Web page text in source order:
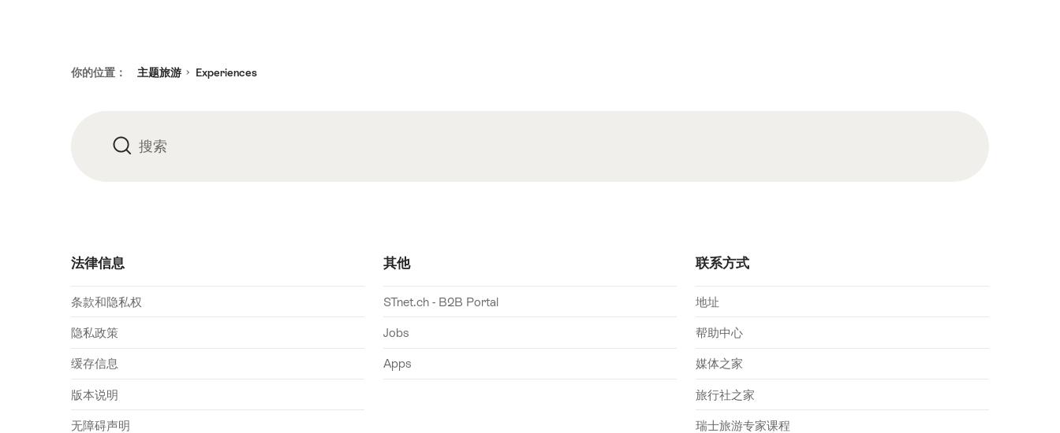
你的位置： 主题旅游 Experiences
搜索
法律信息
条款和隐私权
隐私政策
缓存信息
版本说明
无障碍声明
其他
STnet.ch - B2B Portal
Jobs
Apps
联系方式
地址
帮助中心
媒体之家
旅行社之家
瑞士旅游专家课程